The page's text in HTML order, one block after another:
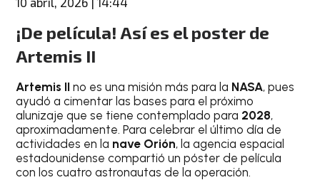
¡De película! Así es el poster de
Artemis II
Artemis II no es una misión más para la NASA, pues
ayudó a cimentar las bases para el próximo
alunizaje que se tiene contemplado para 2028,
aproximadamente. Para celebrar el último día de
actividades en la nave Orión, la agencia espacial
estadounidense compartió un póster de película
con los cuatro astronautas de la operación.